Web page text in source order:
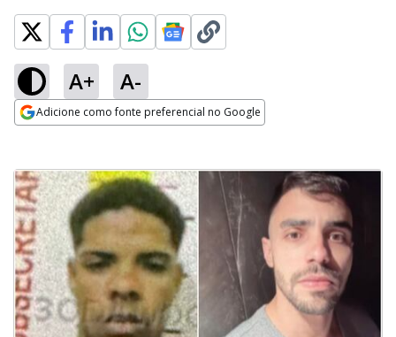
A+ A-
Adicione como fonte preferencial no Google